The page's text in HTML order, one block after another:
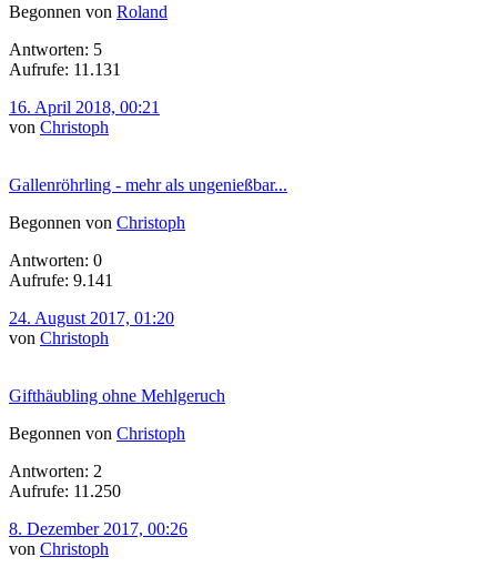
Begonnen von Roland
Antworten: 5
Aufrufe: 11.131
16. April 2018, 00:21
von Christoph
Gallenröhrling - mehr als ungenießbar...
Begonnen von Christoph
Antworten: 0
Aufrufe: 9.141
24. August 2017, 01:20
von Christoph
Gifthäubling ohne Mehlgeruch
Begonnen von Christoph
Antworten: 2
Aufrufe: 11.250
8. Dezember 2017, 00:26
von Christoph